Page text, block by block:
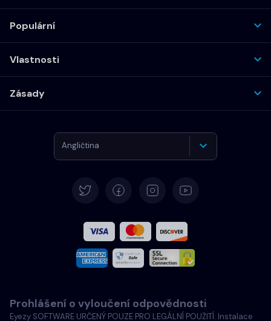
Populární
Vlastnosti
Zásady
Angličtina
Francouzština
Italština
Português
Prohlášení o vyloučení odpovědnosti
Eyezy SOFTWARE URČENÝ POUZE PRO LEGÁLNÍ POUŽITÍ. Instalace